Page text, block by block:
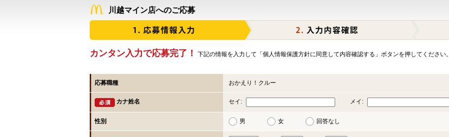
川越マイン店へのご応募
カンタン入力で応募完了！ 下記の情報を入力して「個人情報保護方針に同意して内容確認する」ボタンを押してください。
応募職種 おかえり！クルー
カナ姓名 セイ: メイ:
性別 男 女 回答なし